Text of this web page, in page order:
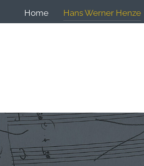
Home Hans Werner Henze